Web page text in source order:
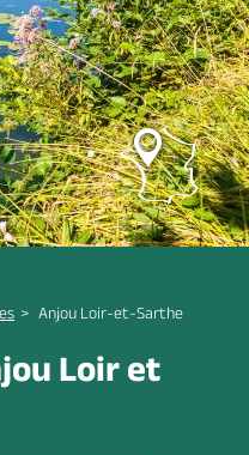
en
Anjou Loir-et-Sarthe
Loir et